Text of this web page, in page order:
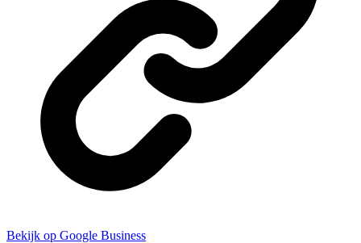
Bekijk op Google Business